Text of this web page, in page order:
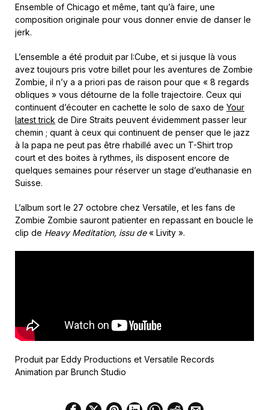
Ensemble of Chicago et même, tant qu’à faire, une
composition originale pour vous donner envie de danser le
jerk.
L’ensemble a été produit par I:Cube, et si jusque là vous
avez toujours pris votre billet pour les aventures de Zombie
Zombie, il n’y a a priori pas de raison pour que « 8 regards
obliques » vous détourne de la folle trajectoire. Ceux qui
continuent d’écouter en cachette le solo de saxo de Your
latest trick de Dire Straits peuvent évidemment passer leur
chemin ; quant à ceux qui continuent de penser que le jazz
à la papa ne peut pas être rhabillé avec un T-Shirt trop
court et des boites à rythmes, ils disposent encore de
quelques semaines pour réserver un stage d’euthanasie en
Suisse.
L’album sort le 27 octobre chez Versatile, et les fans de
Zombie Zombie sauront patienter en repassant en boucle le
clip de Heavy Meditation, issu de« Livity ».
Produit par Eddy Productions et Versatile Records
Animation par Brunch Studio